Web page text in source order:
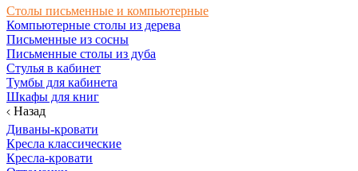
Столы письменные и компьютерные
Компьютерные столы из дерева
Письменные из сосны
Письменные столы из дуба
Стулья в кабинет
Тумбы для кабинета
Шкафы для книг
Назад
Диваны-кровати
Кресла классические
Кресла-кровати